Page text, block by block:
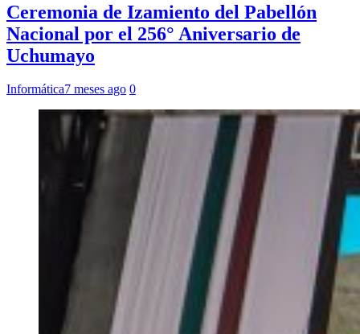
Ceremonia de Izamiento del Pabellón
Nacional por el 256° Aniversario de
Uchumayo
Informática7 meses ago 0